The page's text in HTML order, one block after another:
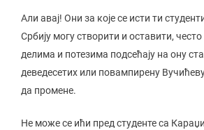
Али авај! Они за које се исти ти
Србију могу створити и оставити,
делима и потезима подсећају на ону
деведесетих или повампирену
да промене.
Не може се ићи пред студенте са